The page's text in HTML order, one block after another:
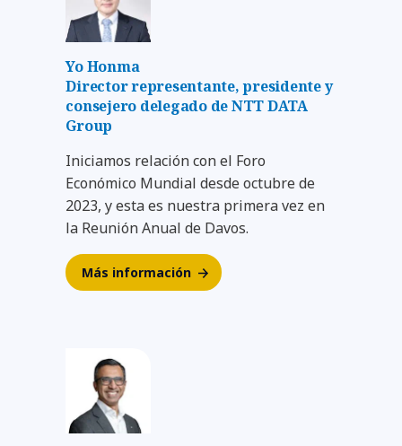
Yo Honma
Director representante, presidente y
consejero delegado de NTT DATA
Group
Iniciamos relación con el Foro
Económico Mundial desde octubre de
2023, y esta es nuestra primera vez en
la Reunión Anual de Davos.
Más información